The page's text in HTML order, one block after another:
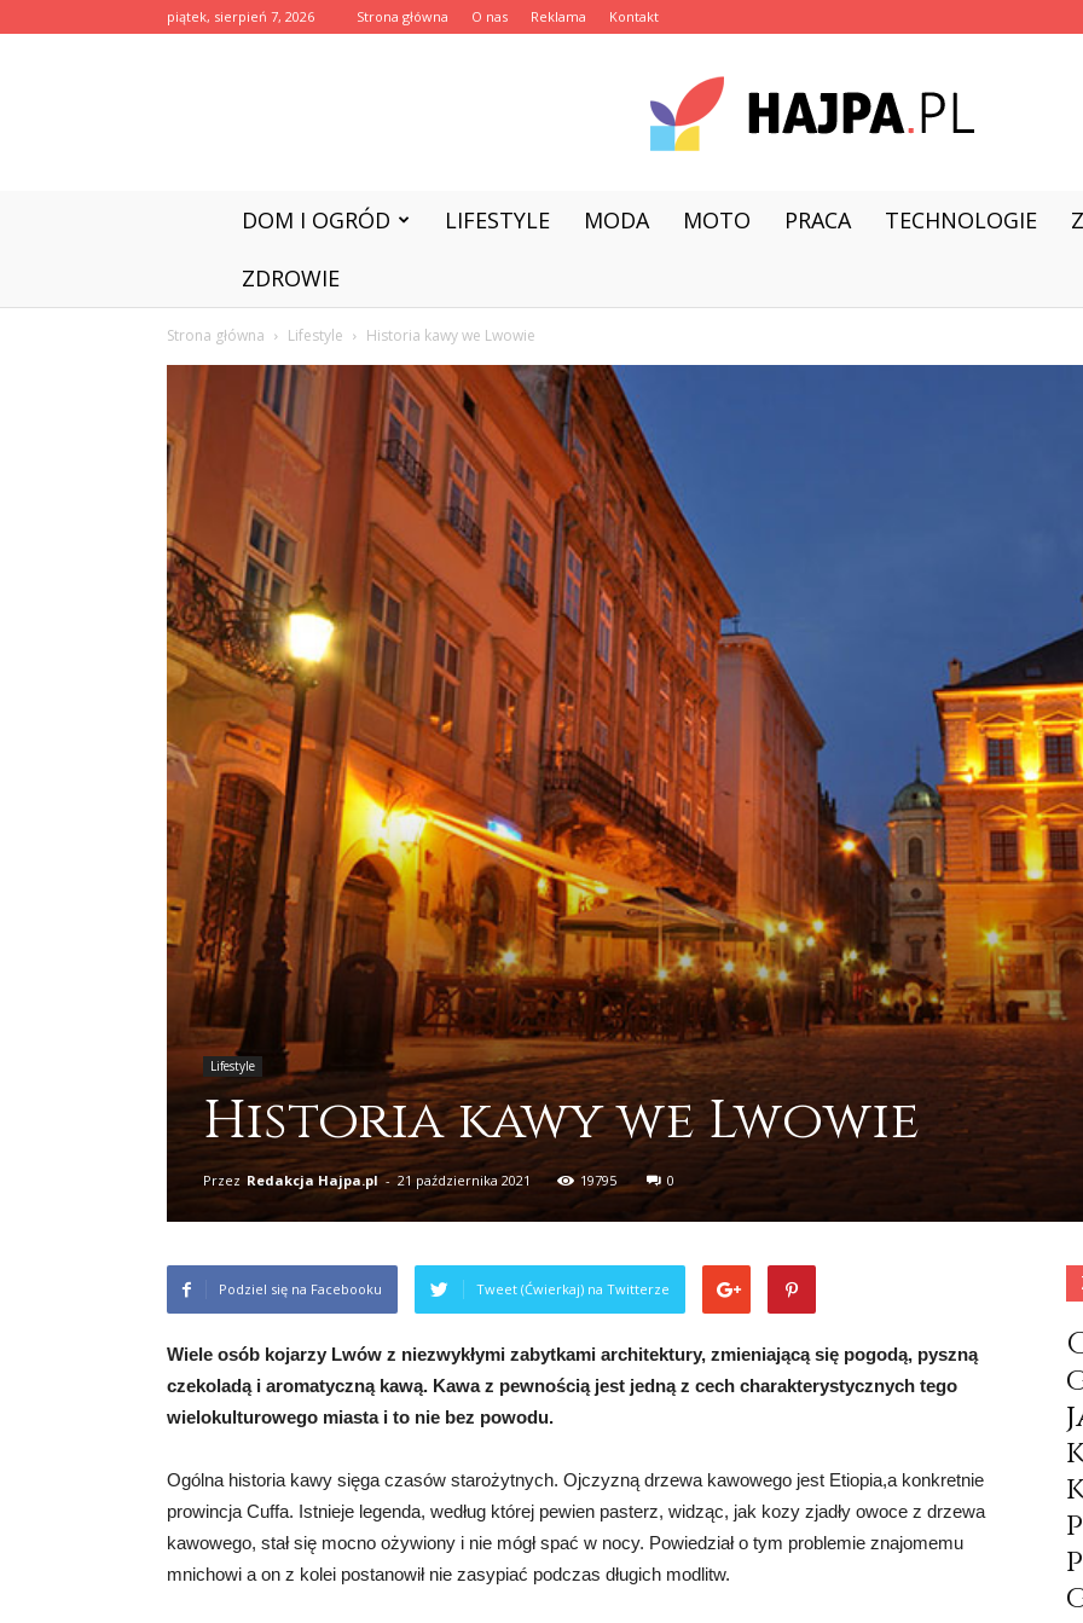
piątek, sierpień 7, 2026 Strona główna O nas Reklama Kontakt
hajpa.pl
DOM I OGRÓD LIFESTYLE MODA MOTO PRACA TECHNOLOGIE
ZDROWIE
Strona główna Lifestyle Historia kawy we Lwowie
Lifestyle
Historia kawy we Lwowie
Przez Redakcja Hajpa.pl - 21 października 2021 19795 0
Podziel się na Facebooku Tweet (Ćwierkaj) na Twitterze
Wiele osób kojarzy Lwów z niezwykłymi zabytkami architektury, zmieniającą się pogodą, pyszną
czekoladą i aromatyczną kawą. Kawa z pewnością jest jedną z cech charakterystycznych tego
wielokulturowego miasta i to nie bez powodu.
Ogólna historia kawy sięga czasów starożytnych. Ojczyzną drzewa kawowego jest Etiopia,a konkretnie
prowincja Cuffa. Istnieje legenda, według której pewien ​​pasterz, widząc, jak kozy zjadły owoce z drzewa
kawowego, stał się mocno ożywiony i nie mógł spać w nocy. Powiedział o tym problemie znajomemu
mnichowi a on z kolei postanowił nie zasypiać podczas długich modlitw.